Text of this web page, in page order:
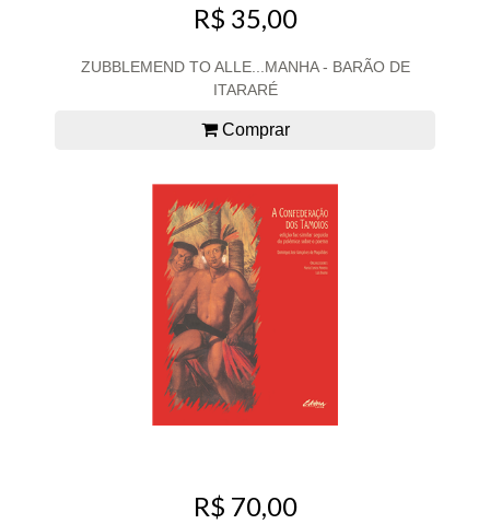
R$ 35,00
ZUBBLEMEND TO ALLE...MANHA - BARÃO DE
ITARARÉ
Comprar
R$ 70,00